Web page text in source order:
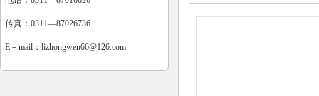
传真：0311—87026736
E－mail： lizhongwen66@126.com